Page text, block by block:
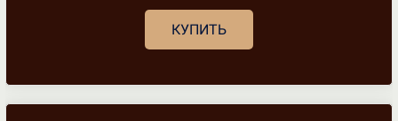
КУПИТЬ